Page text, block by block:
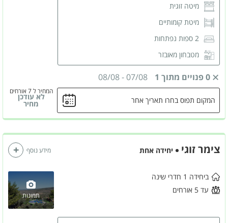
מיטה זוגית
מיטת קומותיים
2 ספות נפתחות
מטבחון מאובזר
מזגן
פינת ישיבה
חדר רחצה פרטי
המחיר ל 7 אורחים
0 פנויים מתוך 1 07/08
-
08/08
לא עודכן
מחיר המקום תפוס בחרו תאריך אחר
צימר זוגי יחידה אחת
תמונות
ביחידה 1 חדרי שינה
עד 5 אורחים
מידע נוסף